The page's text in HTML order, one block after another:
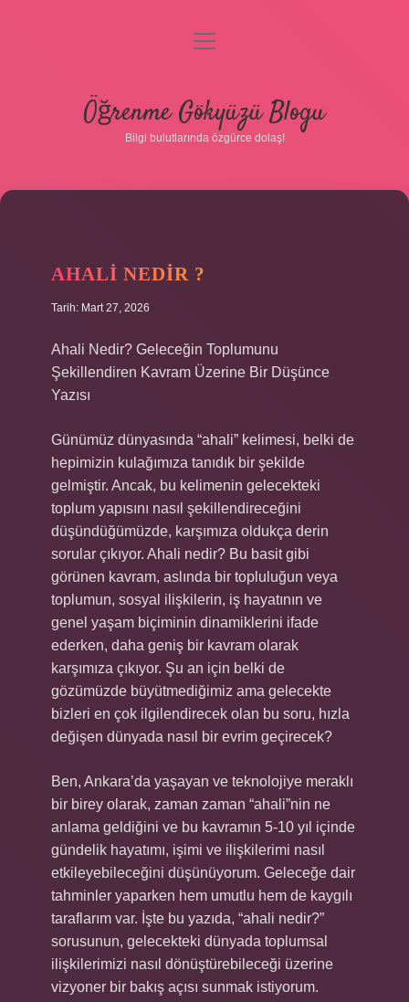
Gizlilik Politikası
Hakkımızda
menüyü
Öğrenme Gökyüzü Blogu
Bilgi bulutlarında özgürce dolaş!
AHALI NEDIR ?
Tarih: Mart 27, 2026
Ahali Nedir? Geleceğin Toplumunu
Şekillendiren Kavram Üzerine Bir Düşünce
Yazısı
Günümüz dünyasında “ahali” kelimesi, belki de
hepimizin kulağımıza tanıdık bir şekilde
gelmiştir. Ancak, bu kelimenin gelecekteki
toplum yapısını nasıl şekillendireceğini
düşündüğümüzde, karşımıza oldukça derin
sorular çıkıyor. Ahali nedir? Bu basit gibi
görünen kavram, aslında bir topluluğun veya
toplumun, sosyal ilişkilerin, iş hayatının ve
genel yaşam biçiminin dinamiklerini ifade
ederken, daha geniş bir kavram olarak
karşımıza çıkıyor. Şu an için belki de
gözümüzde büyütmediğimiz ama gelecekte
bizleri en çok ilgilendirecek olan bu soru, hızla
değişen dünyada nasıl bir evrim geçirecek?
Ben, Ankara’da yaşayan ve teknolojiye meraklı
bir birey olarak, zaman zaman “ahali”nin ne
anlama geldiğini ve bu kavramın 5-10 yıl içinde
gündelik hayatımı, işimi ve ilişkilerimi nasıl
etkileyebileceğini düşünüyorum. Geleceğe dair
tahminler yaparken hem umutlu hem de kaygılı
taraflarım var. İşte bu yazıda, “ahali nedir?”
sorusunun, gelecekteki dünyada toplumsal
ilişkilerimizi nasıl dönüştürebileceği üzerine
vizyoner bir bakış açısı sunmak istiyorum.